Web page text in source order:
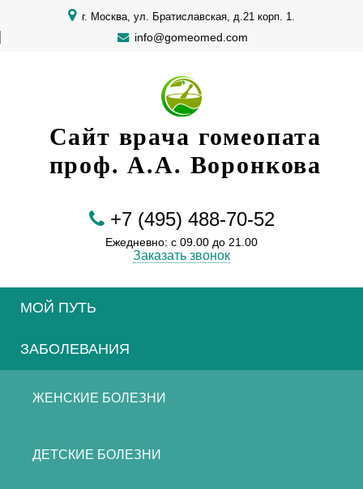
г. Москва, ул. Братиславская, д.21 корп. 1.
info@gomeomed.com
Сайт врача гомеопата
проф. А.А. Воронкова
+7 (495) 488-70-52
Ежедневно: с 09.00 до 21.00
Заказать звонок
МОЙ ПУТЬ
ЗАБОЛЕВАНИЯ
ЖЕНСКИЕ БОЛЕЗНИ
ДЕТСКИЕ БОЛЕЗНИ